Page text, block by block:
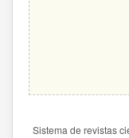
Sistema de revistas